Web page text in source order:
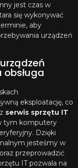
jest czas w
się wykonywać
aby
urządzeń
eksploatację, co
serwis sprzętu IT
tym komputery
Dzięki
jesteśmy w
przeprowadzić
IT pozwala na